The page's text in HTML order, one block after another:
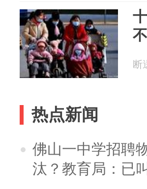
断
热点新闻
佛山一中学招聘
汰？教育局：已